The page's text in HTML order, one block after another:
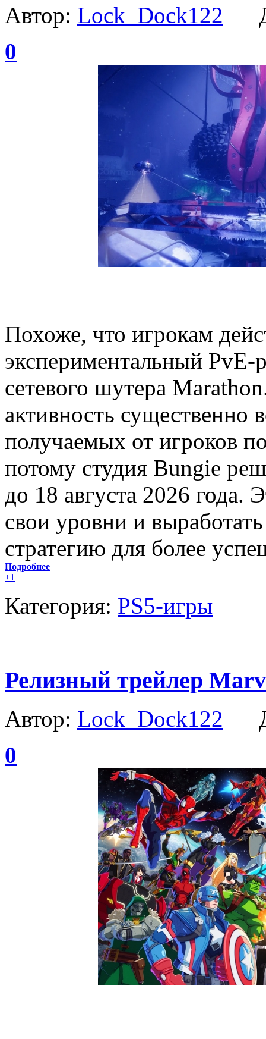
Автор: Lock_Dock122
0
Похоже, что игрокам
экспериментальный
сетевого шутера
активность существенно
получаемых от игроков
потому студия Bungie
до 18 августа 2026 года.
свои уровни и
стратегию для более
Подробнее
+1
Категория: PS5-игры
Релизный трейлер
Автор: Lock_Dock122
0